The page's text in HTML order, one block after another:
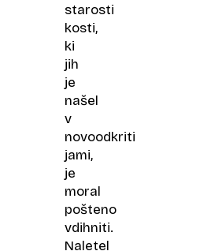
starosti
kosti,
ki
jih
je
našel
v
novoodkriti
jami,
je
moral
pošteno
vdihniti.
Naletel